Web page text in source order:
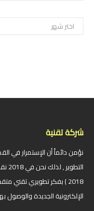
الأرشيف
شركة تقنية
نؤمن دائماً أن الإستمرار في
2018 ) بفكر تطويري تقني
الإلكترونية الجديدة